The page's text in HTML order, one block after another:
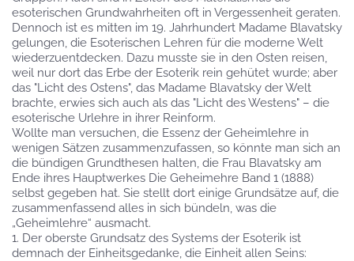
esoterischen Grundwahrheiten oft in Vergessenheit geraten.
Dennoch ist es mitten im 19. Jahrhundert Madame Blavatsky
gelungen, die Esoterischen Lehren für die moderne Welt
wiederzuentdecken. Dazu musste sie in den Osten reisen,
weil nur dort das Erbe der Esoterik rein gehütet wurde; aber
das "Licht des Ostens", das Madame Blavatsky der Welt
brachte, erwies sich auch als das "Licht des Westens" – die
esoterische Urlehre in ihrer Reinform.
Wollte man versuchen, die Essenz der Geheimlehre in
wenigen Sätzen zusammenzufassen, so könnte man sich an
die bündigen Grundthesen halten, die Frau Blavatsky am
Ende ihres Hauptwerkes Die Geheimehre Band 1 (1888)
selbst gegeben hat. Sie stellt dort einige Grundsätze auf, die
zusammenfassend alles in sich bündeln, was die
„Geheimlehre“ ausmacht.
1. Der oberste Grundsatz des Systems der Esoterik ist
demnach der Einheitsgedanke, die Einheit allen Seins: